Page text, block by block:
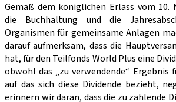
Gemäß dem königlichen Erlass vom 10.
die Buchhaltung und die
Organismen für gemeinsame Anlagen
darauf aufmerksam, dass die
hat, für den Teilfonds World Plus eine
obwohl das „zu verwendende“ Ergebnis
auf das sich diese Dividende bezieht,
erinnern wir daran, dass die zu zahlende